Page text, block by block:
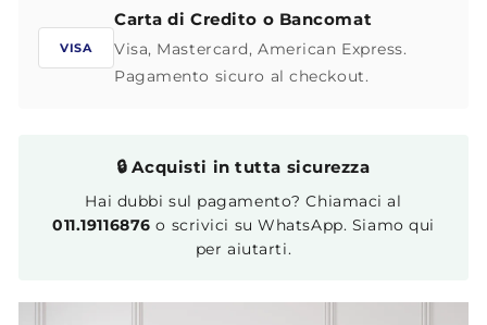
VISA
Carta di Credito o Bancomat
Visa, Mastercard, American Express.
Pagamento sicuro al checkout.
🔒 Acquisti in tutta sicurezza
Hai dubbi sul pagamento? Chiamaci al
011.19116876 o scrivici su WhatsApp. Siamo qui
per aiutarti.